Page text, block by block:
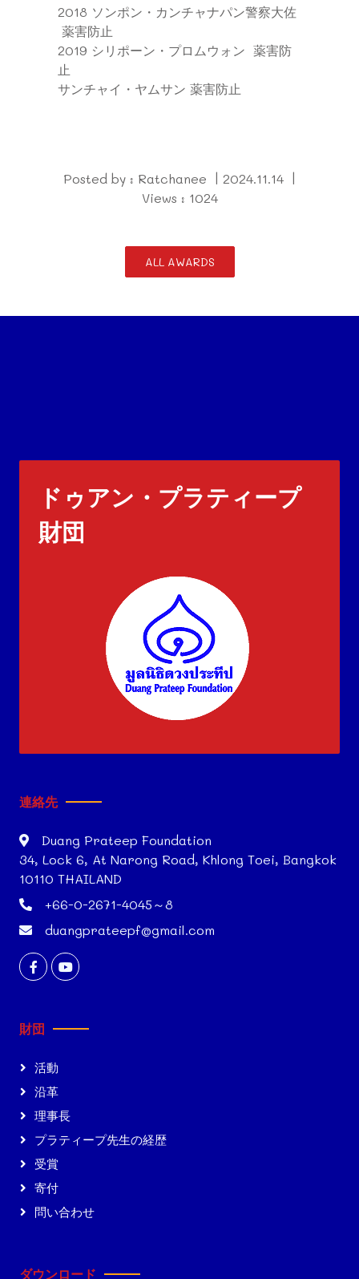
2018 ソンポン・カンチャナパン警察大佐
薬害防止
2019 シリポーン・プロムウォン 薬害防
止
サンチャイ・ヤムサン 薬害防止
Posted by : Ratchanee | 2024.11.14 |
Views : 1024
ALL AWARDS
ドゥアン・プラティープ
財団
連絡先
Duang Prateep Foundation
34, Lock 6, At Narong Road, Khlong Toei, Bangkok
10110 THAILAND
+66-0-2671-4045～8
duangprateepf@gmail.com
財団
活動
沿革
理事長
プラティープ先生の経歴
受賞
寄付
問い合わせ
ダウンロード